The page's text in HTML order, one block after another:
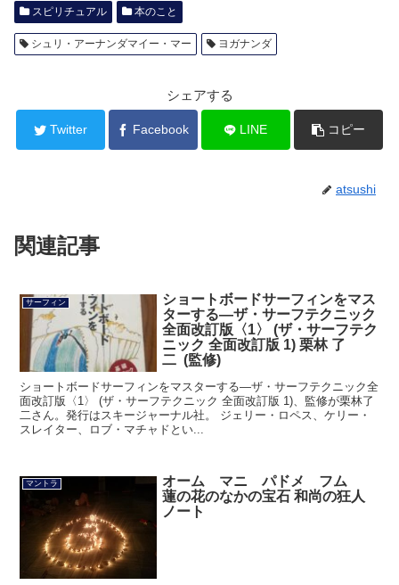
スピリチュアル 本のこと
シュリ・アーナンダマイー・マー ヨガナンダ
シェアする
Twitter Facebook LINE コピー
atsushi
関連記事
サーフィン
ショートボードサーフィンをマス
ターする―ザ・サーフテクニック
全面改訂版〈1〉 (ザ・サーフテク
ニック 全面改訂版 1) 栗林 了
二 (監修)
ショートボードサーフィンをマスターする―ザ・サーフテクニック全
面改訂版〈1〉 (ザ・サーフテクニック 全面改訂版 1)、監修が栗林了
二さん。発行はスキージャーナル社。 ジェリー・ロペス、ケリー・
スレイター、ロブ・マチャドとい...
マントラ
オーム マニ パドメ フム
蓮の花のなかの宝石 和尚の狂人
ノート